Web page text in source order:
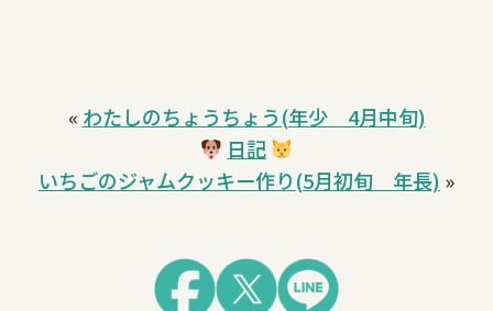
« わたしのちょうちょう(年少 4月中旬)
日記
いちごのジャムクッキー作り(5月初旬 年長) »